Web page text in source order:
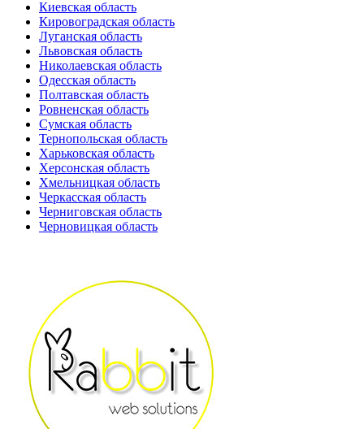
Киевская область
Кировоградская область
Луганская область
Львовская область
Николаевская область
Одесская область
Полтавская область
Ровненская область
Сумская область
Тернопольская область
Харьковская область
Херсонская область
Хмельницкая область
Черкасская область
Черниговская область
Черновицкая область